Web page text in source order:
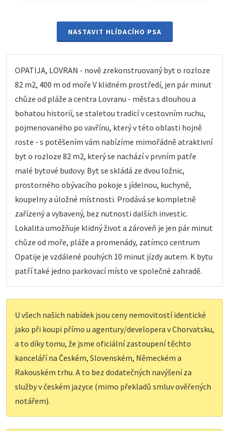
NASTAVIT HLÍDACÍHO PSA
OPATIJA, LOVRAN - nově zrekonstruovaný byt o rozloze
82 m2, 400 m od moře V klidném prostředí, jen pár minut
chůze od pláže a centra Lovranu - města s dlouhou a
bohatou historií, se staletou tradicí v cestovním ruchu,
pojmenovaného po vavřínu, který v této oblasti hojně
roste - s potěšením vám nabízíme mimořádně atraktivní
byt o rozloze 82 m2, který se nachází v prvním patře
malé bytové budovy. Byt se skládá ze dvou ložnic,
prostorného obývacího pokoje s jídelnou, kuchyně,
koupelny a úložné místnosti. Prodává se kompletně
zařízený a vybavený, bez nutnosti dalších investic.
Lokalita umožňuje klidný život a zároveň je jen pár minut
chůze od moře, pláže a promenády, zatímco centrum
Opatije je vzdálené pouhých 10 minut jízdy autem. K bytu
patří také jedno parkovací místo ve společné zahradě.
U všech našich nabídek jsou ceny nemovitostí identické
jako při koupi přímo u agentury/developera v Chorvatsku,
a to díky tomu, že jsme oficiální zastoupení těchto
kanceláří na Českém, Slovenském, Německém a
Rakouském trhu. A to bez dodatečných navýšení za
služby v českém jazyce (mimo překladů smluv ověřených
notářem).